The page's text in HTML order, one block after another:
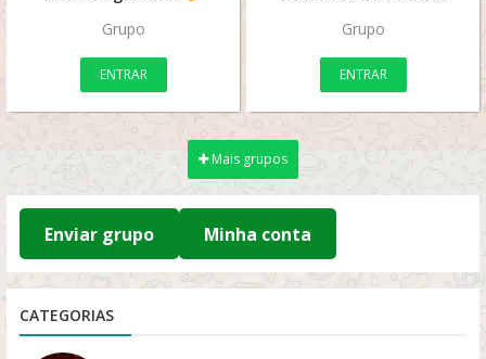
Grupo
ENTRAR
Grupo
ENTRAR
Mais grupos
Enviar grupo Minha conta
CATEGORIAS